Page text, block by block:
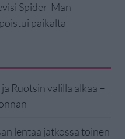
Spider-Man -
paikalta
Ruotsin välillä alkaa –
lentää jatkossa toinen